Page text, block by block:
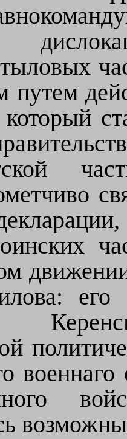
который
его